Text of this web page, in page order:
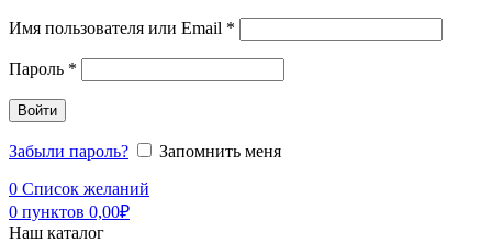
Имя пользователя или Email *
Пароль *
Войти
Забыли пароль?
Запомнить меня
0 Список желаний
0 пунктов 0,00₽
Наш каталог